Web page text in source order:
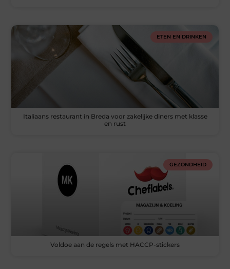
ETEN EN DRINKEN
Italiaans restaurant in Breda voor zakelijke diners met klasse
en rust
GEZONDHEID
Voldoe aan de regels met HACCP-stickers